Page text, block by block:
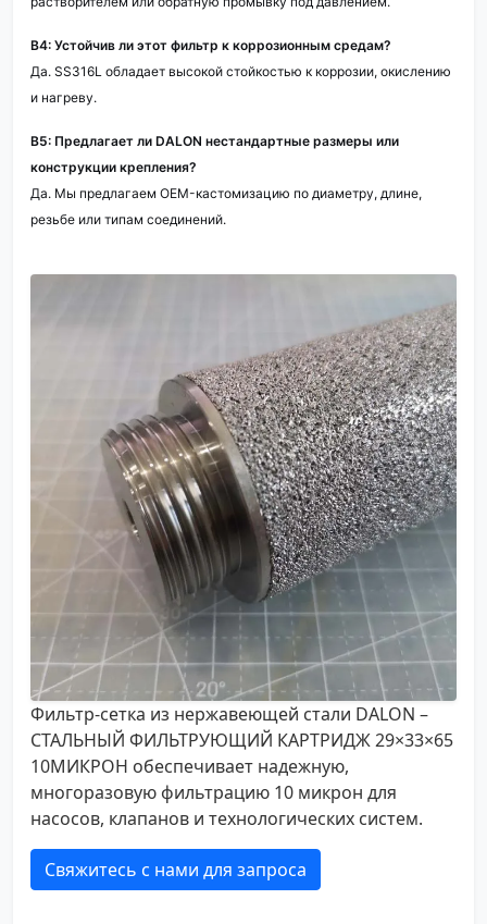
В4: Устойчив ли этот фильтр к коррозионным средам?
Да. SS316L обладает высокой стойкостью к коррозии, окислению
и нагреву.
В5: Предлагает ли DALON нестандартные размеры или
конструкции крепления?
Да. Мы предлагаем OEM-кастомизацию по диаметру, длине,
резьбе или типам соединений.
Фильтр-сетка из нержавеющей стали DALON –
СТАЛЬНЫЙ ФИЛЬТРУЮЩИЙ КАРТРИДЖ 29×33×65
10МИКРОН обеспечивает надежную,
многоразовую фильтрацию 10 микрон для
насосов, клапанов и технологических систем.
Свяжитесь с нами для запроса